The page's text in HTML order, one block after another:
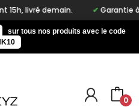
livré demain. Garantie à
sur tous nos produits avec le code
0